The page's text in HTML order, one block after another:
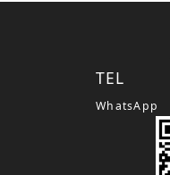
TEL
WhatsApp